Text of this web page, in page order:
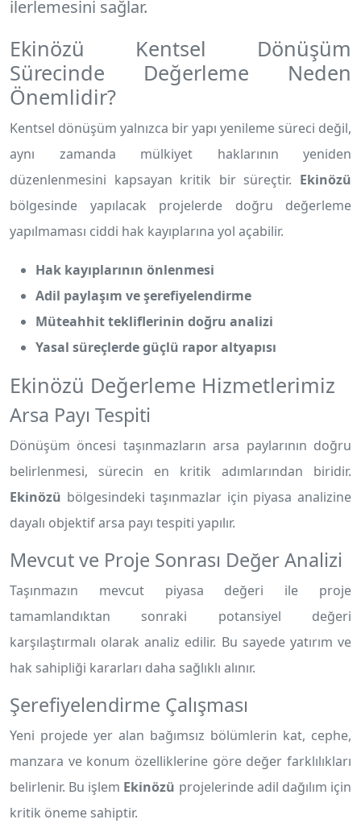
ilerlemesini sağlar.
Ekinözü Kentsel Dönüşüm
Sürecinde Değerleme Neden
Önemlidir?
Kentsel dönüşüm yalnızca bir yapı yenileme süreci değil,
aynı zamanda mülkiyet haklarının yeniden
düzenlenmesini kapsayan kritik bir süreçtir. Ekinözü
bölgesinde yapılacak projelerde doğru değerleme
yapılmaması ciddi hak kayıplarına yol açabilir.
Hak kayıplarının önlenmesi
Adil paylaşım ve şerefiyelendirme
Müteahhit tekliflerinin doğru analizi
Yasal süreçlerde güçlü rapor altyapısı
Ekinözü Değerleme Hizmetlerimiz
Arsa Payı Tespiti
Dönüşüm öncesi taşınmazların arsa paylarının doğru
belirlenmesi, sürecin en kritik adımlarından biridir.
Ekinözü bölgesindeki taşınmazlar için piyasa analizine
dayalı objektif arsa payı tespiti yapılır.
Mevcut ve Proje Sonrası Değer Analizi
Taşınmazın mevcut piyasa değeri ile proje
tamamlandıktan sonraki potansiyel değeri
karşılaştırmalı olarak analiz edilir. Bu sayede yatırım ve
hak sahipliği kararları daha sağlıklı alınır.
Şerefiyelendirme Çalışması
Yeni projede yer alan bağımsız bölümlerin kat, cephe,
manzara ve konum özelliklerine göre değer farklılıkları
belirlenir. Bu işlem Ekinözü projelerinde adil dağılım için
kritik öneme sahiptir.